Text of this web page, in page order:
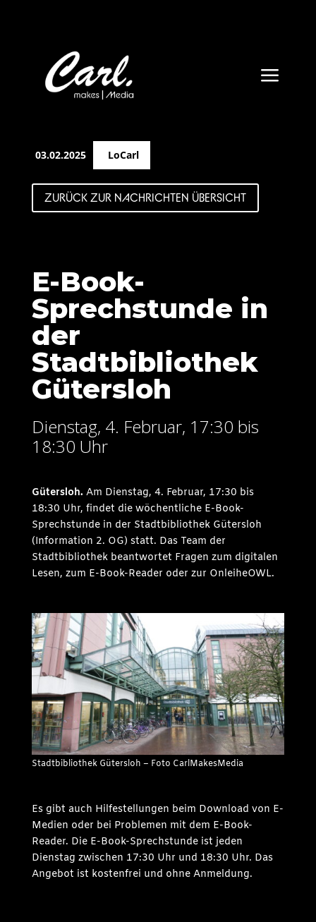
a
03.02.2025 LoCarl
ZURÜCK ZUR NACHRICHTEN ÜBERSICHT
E-Book-
Sprechstunde in
der
Stadtbibliothek
Gütersloh
Dienstag, 4. Februar, 17:30 bis
18:30 Uhr
Gütersloh. Am Dienstag, 4. Februar, 17:30 bis
18:30 Uhr, findet die wöchentliche E-Book-
Sprechstunde in der Stadtbibliothek Gütersloh
(Information 2. OG) statt. Das Team der
Stadtbibliothek beantwortet Fragen zum digitalen
Lesen, zum E-Book-Reader oder zur OnleiheOWL.
Stadtbibliothek Gütersloh – Foto CarlMakesMedia
Es gibt auch Hilfestellungen beim Download von E-
Medien oder bei Problemen mit dem E-Book-
Reader. Die E-Book-Sprechstunde ist jeden
Dienstag zwischen 17:30 Uhr und 18:30 Uhr. Das
Angebot ist kostenfrei und ohne Anmeldung.